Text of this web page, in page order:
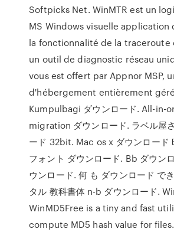
Softpicks Net. WinMTR est un
MS Windows visuelle application
la fonctionnalité de la traceroute
un outil de diagnostic réseau
vous est offert par Appnor MSP,
d'hébergement entièrement
Kumpulbagi ダウンロード. All-in-
migration ダウンロード. ラベル屋
ード 32bit. Mac os x ダウンロード
フォント ダウンロード. Bb ダウン
ウンロード. 何 も ダウンロード で
タル 教科書体 n-b ダウンロード.
WinMD5Free is a tiny and fast
compute MD5 hash value for